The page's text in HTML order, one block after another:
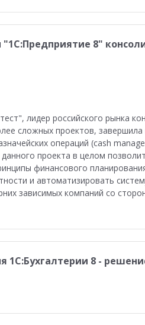
8"
лидер российского рынка
сложных проектов,
операций (сash
проекта в целом
финансового
и автоматизировать
зависимых компаний со
1С:Бухгалтерии 8 -